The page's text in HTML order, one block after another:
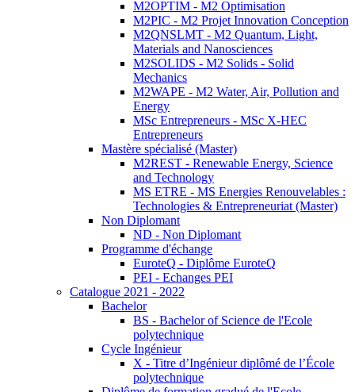
M2OPTIM - M2 Optimisation
M2PIC - M2 Projet Innovation Conception
M2QNSLMT - M2 Quantum, Light,
Materials and Nanosciences
M2SOLIDS - M2 Solids - Solid
Mechanics
M2WAPE - M2 Water, Air, Pollution and
Energy
MSc Entrepreneurs - MSc X-HEC
Entrepreneurs
Mastère spécialisé (Master)
M2REST - Renewable Energy, Science
and Technology
MS ETRE - MS Energies Renouvelables :
Technologies & Entrepreneuriat (Master)
Non Diplomant
ND - Non Diplomant
Programme d'échange
EuroteQ - Diplôme EuroteQ
PEI - Echanges PEI
Catalogue 2021 - 2022
Bachelor
BS - Bachelor of Science de l'Ecole
polytechnique
Cycle Ingénieur
X - Titre d’Ingénieur diplômé de l’École
polytechnique